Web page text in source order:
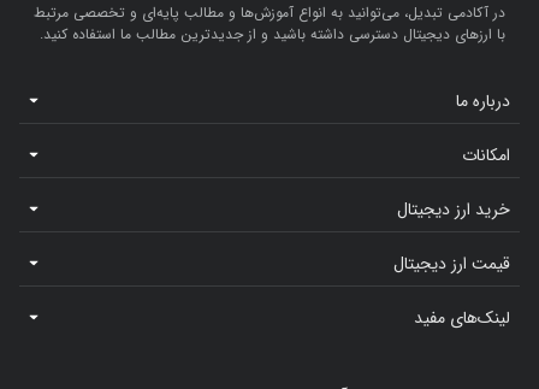
در آکادمی تبدیل، می‌توانید به انواع آموزش‌ها و مطالب پایه‌ای و تخصصی مرتبط
با ارزهای دیجیتال دسترسی داشته باشید و از جدیدترین مطالب ما استفاده کنید.
درباره ما
امکانات
خرید ارز دیجیتال
قیمت ارز دیجیتال
لینک‌های مفید